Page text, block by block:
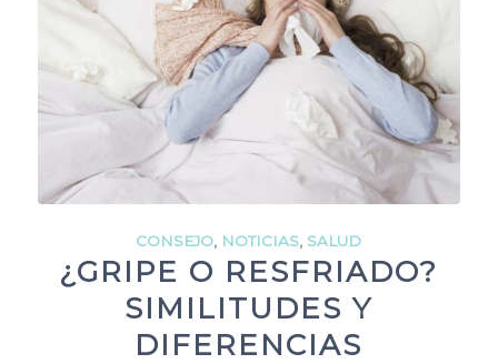
CONSEJO, NOTICIAS, SALUD
¿GRIPE O RESFRIADO?
SIMILITUDES Y
DIFERENCIAS